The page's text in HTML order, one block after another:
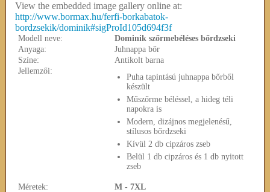
View the embedded image gallery online at:
http://www.bormax.hu/ferfi-borkabatok-
bordzsekik/dominik#sigProId105d694f3f
Modell neve:
Dominik szőrmebéléses bőrdzseki
Anyaga:
Juhnappa bőr
Színe:
Antikolt barna
Jellemzői:
Puha tapintású juhnappa bőrből
készült
Műszőrme béléssel, a hideg téli
napokra is
Modern, dizájnos megjelenésű,
stílusos bőrdzseki
Kívül 2 db cipzáros zseb
Belül 1 db cipzáros és 1 db nyitott
zseb
Méretek:
M - 7XL